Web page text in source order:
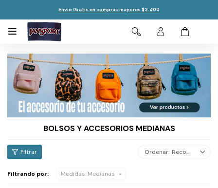
Envío Gratis en compras mayores $2.400

BOLSOS Y ACCESORIOS MEDIANAS
Recomendados
Filtrando por: Medidas: Medianas